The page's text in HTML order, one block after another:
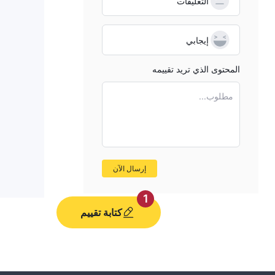
إيجابي
المحتوى الذي تريد تقييمه
مطلوب...
إرسال الآن
كتابة تقييم
1